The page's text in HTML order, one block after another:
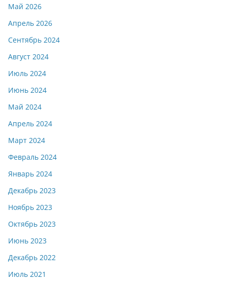
Май 2026
Апрель 2026
Сентябрь 2024
Август 2024
Июль 2024
Июнь 2024
Май 2024
Апрель 2024
Март 2024
Февраль 2024
Январь 2024
Декабрь 2023
Ноябрь 2023
Октябрь 2023
Июнь 2023
Декабрь 2022
Июль 2021